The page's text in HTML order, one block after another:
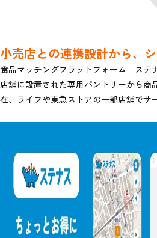
小売店との連携設計から、シ
食品マッチングプラットフォーム「ステ
店舗に設置された専用パントリーから商
在、ライフや東急ストアの一部店舗でサ